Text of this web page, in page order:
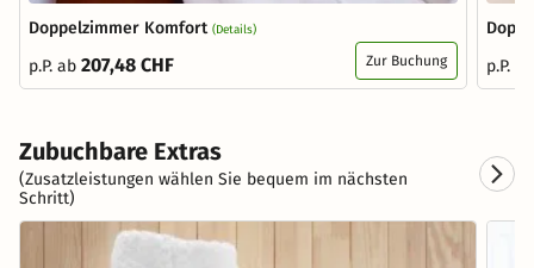
Doppelzimmer Komfort (Details)
p.P. ab 207,48 CHF Zur Buchung
p.P.
Zubuchbare Extras
(Zusatzleistungen wählen Sie bequem im nächsten
Schritt)